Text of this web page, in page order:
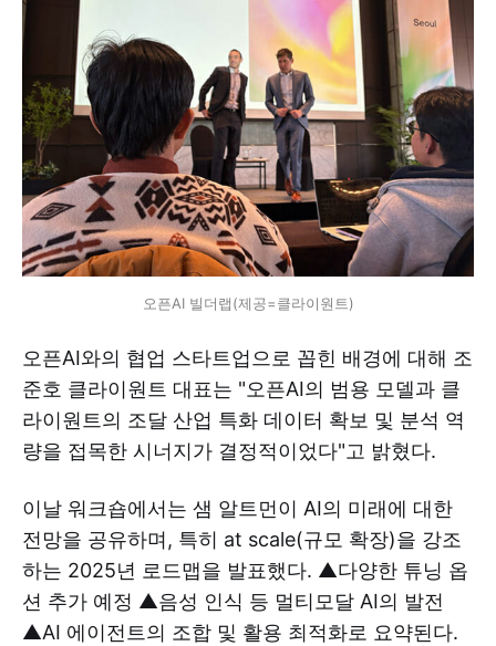
오픈AI 빌더랩(제공=클라이원트)
오픈AI와의 협업 스타트업으로 꼽힌 배경에 대해 조
준호 클라이원트 대표는 "오픈AI의 범용 모델과 클
라이원트의 조달 산업 특화 데이터 확보 및 분석 역
량을 접목한 시너지가 결정적이었다"고 밝혔다.
이날 워크숍에서는 샘 알트먼이 AI의 미래에 대한
전망을 공유하며, 특히 at scale(규모 확장)을 강조
하는 2025년 로드맵을 발표했다. ▲다양한 튜닝 옵
션 추가 예정 ▲음성 인식 등 멀티모달 AI의 발전
▲AI 에이전트의 조합 및 활용 최적화로 요약된다.